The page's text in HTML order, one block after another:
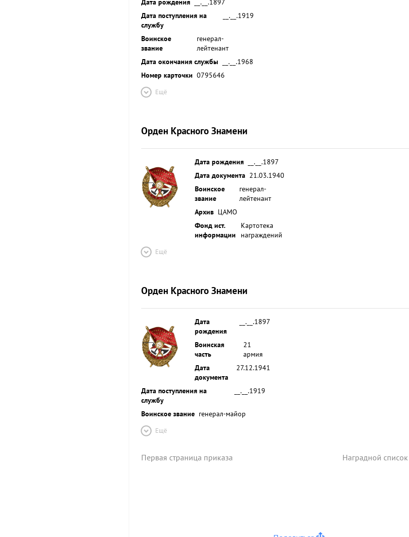
Дата поступления на
службу
__.__.1919
Воинское
звание
генерал-
лейтенант
Дата окончания службы
__.__.1968
Номер карточки 0795646
Ещё
Орден Красного Знамени
Дата рождения
__.__.1897
Дата документа 21.03.1940
Воинское
звание
генерал-
лейтенант
Архив ЦАМО
Фонд ист.
информации
Картотека
награждений
Ещё
Орден Красного Знамени
Дата
рождения
__.__.1897
Воинская
часть
21
армия
Дата
документа
27.12.1941
Дата поступления на
службу
__.__.1919
Воинское звание генерал-майор
Ещё
Первая страница приказа Наградной список